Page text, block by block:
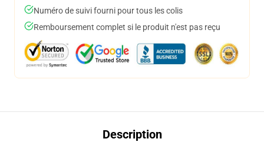
Numéro de suivi fourni pour tous les colis
Remboursement complet si le produit n'est pas reçu
Description